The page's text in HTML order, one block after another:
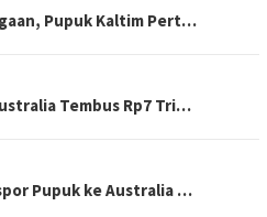
Pupuk Kaltim Pert…
Tembus Rp7 Tri…
Pupuk ke Australia …